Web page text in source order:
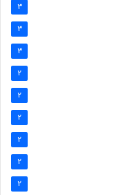
3
3
3
2
2
2
2
2
2